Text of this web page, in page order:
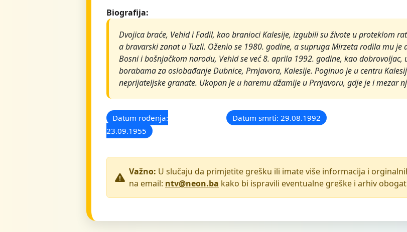
Biografija:
Dvojica braće, Vehid i Fadil, kao branioci Kalesije, izgubili su živote u proteklom
a bravarski zanat u Tuzli. Oženio se 1980. godine, a supruga Mirzeta rodila mu je
Bosni i bošnjačkom narodu, Vehid se već 8. aprila 1992. godine, kao
borabama za oslobađanje Dubnice, Prnjavora, Kalesije. Poginuo je u centru
neprijateljske granate. Ukopan je u haremu džamije u Prnjavoru, gdje je i mezar
Datum rođenja:
23.09.1955
Datum smrti: 29.08.1992
Važno: U slučaju da primjetite grešku ili imate više informacija i
na email: ntv@neon.ba kako bi ispravili eventualne greške i arhiv